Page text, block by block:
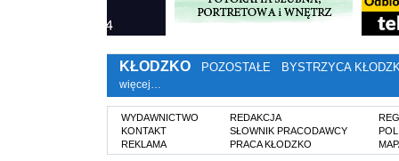
KŁODZKO POZOSTAŁE BYSTRZYCA
więcej…
WYDAWNICTWO
KONTAKT
REKLAMA
REDAKCJA
SŁOWNIK PRACODAWCY
PRACA KŁODZKO